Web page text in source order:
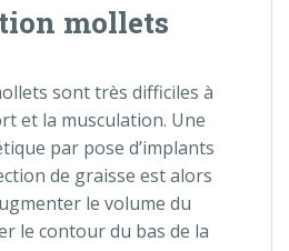
mollets
sont très difficiles à
et la musculation. Une
par pose d’implants
de graisse est alors
le volume du
le contour du bas de la